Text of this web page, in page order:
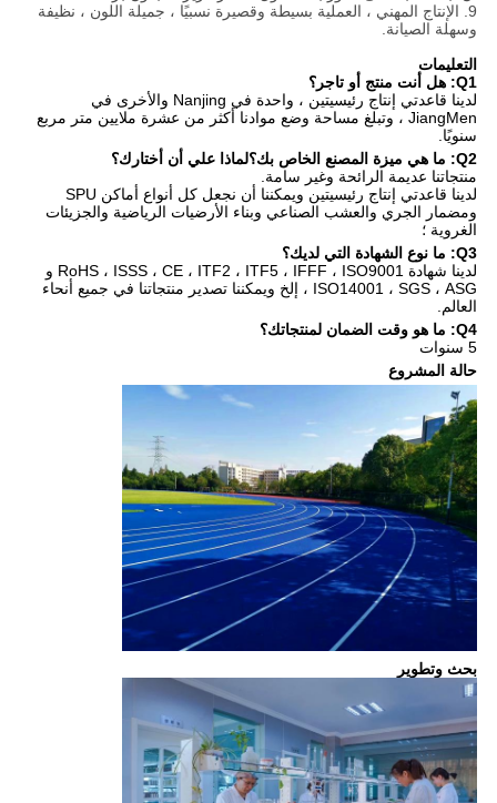
9. الإنتاج المهني ، العملية بسيطة وقصيرة نسبيًا ، جميلة اللون ، نظيفة
وسهلة الصيانة.
التعليمات
Q1: هل أنت منتج أو تاجر؟
لدينا قاعدتي إنتاج رئيسيتين ، واحدة في Nanjing والأخرى في
JiangMen ، وتبلغ مساحة وضع موادنا أكثر من عشرة ملايين متر مربع
سنويًا.
Q2: ما هي ميزة المصنع الخاص بك؟لماذا علي أن أختارك؟
منتجاتنا عديمة الرائحة وغير سامة.
لدينا قاعدتي إنتاج رئيسيتين ويمكننا أن نجعل كل أنواع أماكن SPU
ومضمار الجري والعشب الصناعي وبناء الأرضيات الرياضية والجزيئات
الغروية ؛
Q3: ما نوع الشهادة التي لديك؟
لدينا شهادة RoHS ، ISSS ، CE ، ITF2 ، ITF5 ، IFFF ، ISO9001 و
ISO14001 ، SGS ، ASG ، إلخ ويمكننا تصدير منتجاتنا في جميع أنحاء
العالم.
Q4: ما هو وقت الضمان لمنتجاتك؟
5 سنوات
حالة المشروع
بحث وتطوير